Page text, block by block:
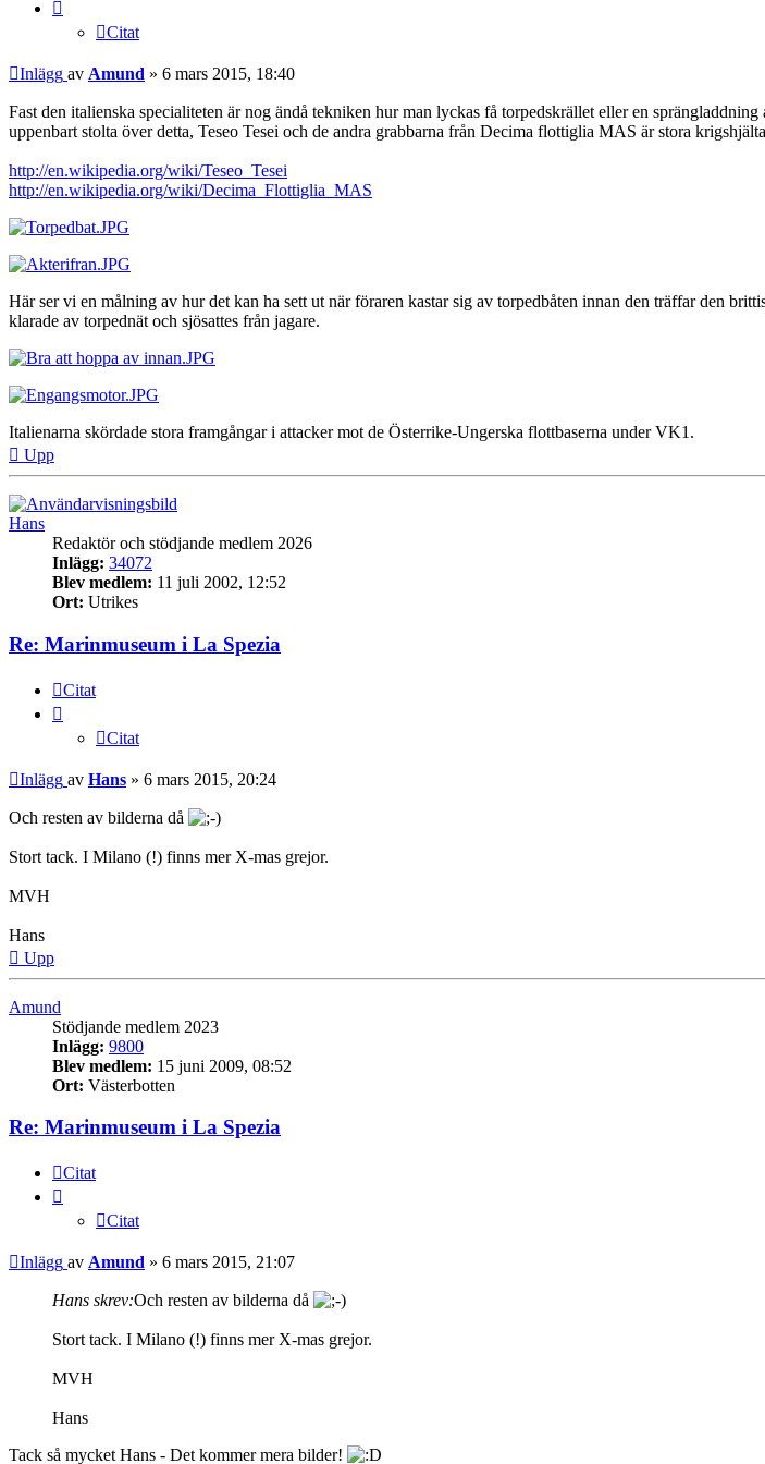
Citat
Inlägg av Amund » 6 mars 2015, 18:40
Fast den italienska specialiteten är nog ändå tekniken hur man lyckas få torpedskrället eller en
uppenbart stolta över detta, Teseo Tesei och de andra grabbarna från Decima flottiglia MAS är stora
http://en.wikipedia.org/wiki/Teseo_Tesei
http://en.wikipedia.org/wiki/Decima_Flottiglia_MAS
Här ser vi en målning av hur det kan ha sett ut när föraren kastar sig av torpedbåten innan den träffar den
klarade av torpednät och sjösattes från jagare.
Italienarna skördade stora framgångar i attacker mot de Österrike-Ungerska flottbaserna under VK1.
Upp
Hans
Redaktör och stödjande medlem 2026
Inlägg: 34072
Blev medlem: 11 juli 2002, 12:52
Ort: Utrikes
Re: Marinmuseum i La Spezia
Citat
Citat
Inlägg av Hans » 6 mars 2015, 20:24
Och resten av bilderna då
Stort tack. I Milano (!) finns mer X-mas grejor.
MVH
Hans
Upp
Amund
Stödjande medlem 2023
Inlägg: 9800
Blev medlem: 15 juni 2009, 08:52
Ort: Västerbotten
Re: Marinmuseum i La Spezia
Citat
Citat
Inlägg av Amund » 6 mars 2015, 21:07
Hans skrev:Och resten av bilderna då
Stort tack. I Milano (!) finns mer X-mas grejor.
MVH
Hans
Tack så mycket Hans - Det kommer mera bilder!